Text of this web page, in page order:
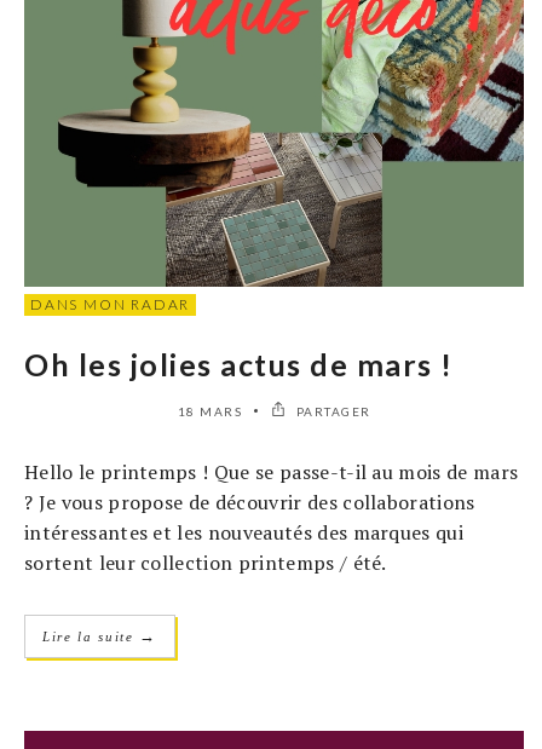
DANS MON RADAR
Oh les jolies actus de mars !
18 MARS PARTAGER
Hello le printemps ! Que se passe-t-il au mois de mars
? Je vous propose de découvrir des collaborations
intéressantes et les nouveautés des marques qui
sortent leur collection printemps / été.
Lire la suite →